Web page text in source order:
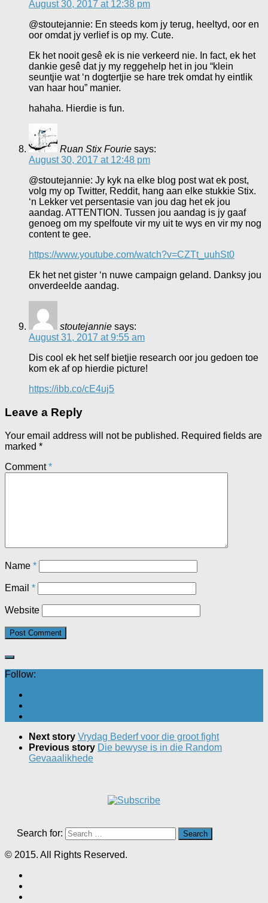
August 30, 2017 at 12:38 pm
@stoutejannie: En steeds kom jy terug, heeltyd, oor en
oor omdat jy verlief is op my. Cute.
Ek het nooit gesê ek is nie verkeerd nie. In fact, ek het
dankie gesê dat jy my reggehelp het in jou “klein
seuntjie wat ‘n dogtertjie se hare trek omdat hy eintlik
van haar hou” manier.
hahaha. Hierdie is fun.
Ruan Stix Fourie says:
August 30, 2017 at 12:48 pm
@stoutejannie: Jy kyk na elke blog post wat ek post,
volg my op Twitter, Reddit, hang aan elke stukkie Stix.
‘n Lekker vet persentasie van jou dag het ek jou
aandag. ATTENTION. Tussen jou aandag is jy gaaf
genoeg om my spelfoute vir my uit te wys en vir my nog
content te gee.
https://www.youtube.com/watch?v=CZTt_uuhSt0
Ek het net gister ‘n nuwe campaign geland. Danksy jou
onverdeelde aandag.
stoutejannie says:
August 31, 2017 at 9:55 am
Dis cool ek het self bietjie research oor jou gedoen toe
kom ek af op hierdie picture!
https://ibb.co/cE4uj5
Leave a Reply
Your email address will not be published. Required fields are
marked *
Comment*
Name *
Email *
Website
Follow:
Next story Vrydag Bederf voor die groot fight
Previous story Die bewyse is in die Random
Gevaaalikhede
Search for:
© 2015. All Rights Reserved.